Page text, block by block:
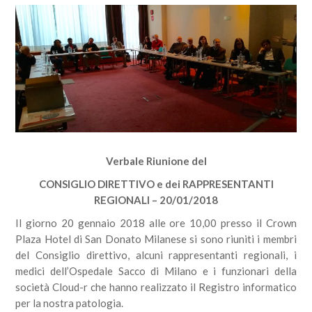
Verbale Riunione del
CONSIGLIO DIRETTIVO e dei RAPPRESENTANTI
REGIONALI – 20/01/2018
Il giorno 20 gennaio 2018 alle ore 10,00 presso il Crown
Plaza Hotel di San Donato Milanese si sono riuniti i membri
del Consiglio direttivo, alcuni rappresentanti regionali, i
medici dell’Ospedale Sacco di Milano e i funzionari della
società Cloud-r che hanno realizzato il Registro informatico
per la nostra patologia.